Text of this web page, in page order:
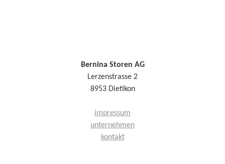
Bernina Storen AG
Lerzenstrasse 2
8953 Dietikon
impressum
unternehmen
kontakt